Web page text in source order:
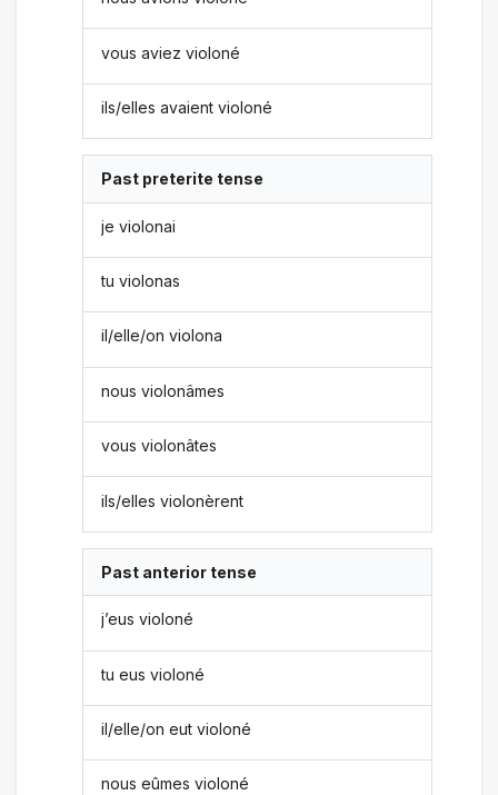
vous aviez violoné
ils/elles avaient violoné
Past preterite tense
je violonai
tu violonas
il/elle/on violona
nous violonâmes
vous violonâtes
ils/elles violonèrent
Past anterior tense
j’eus violoné
tu eus violoné
il/elle/on eut violoné
nous eûmes violoné